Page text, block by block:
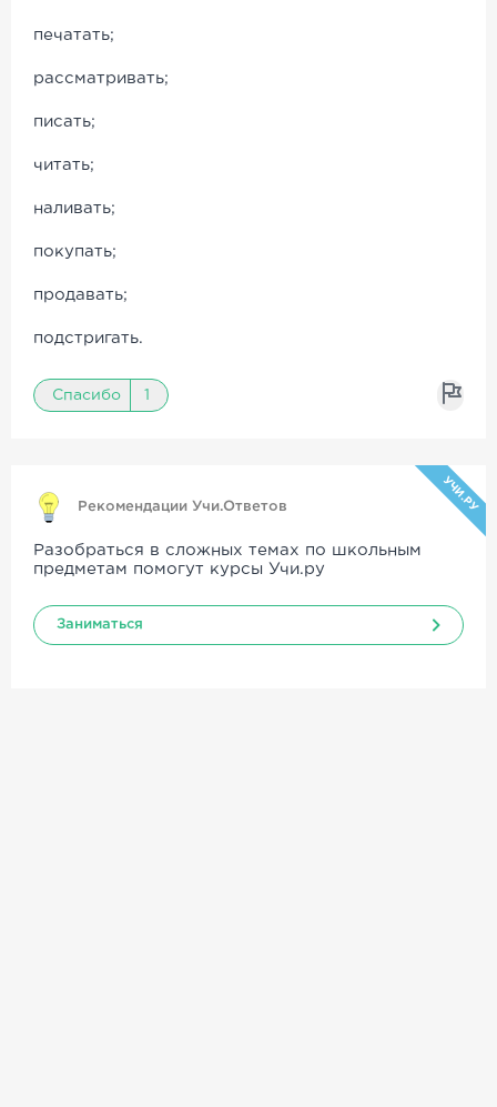
печатать;
рассматривать;
писать;
читать;
наливать;
покупать;
продавать;
подстригать.
Спасибо 1
Рекомендации Учи.Ответов УЧИ.РУ
Разобраться в сложных темах по школьным
предметам помогут курсы Учи.ру
Заниматься